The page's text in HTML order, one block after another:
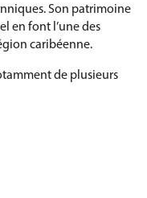
Son patrimoine
en font l’une des
caribéenne.
de plusieurs